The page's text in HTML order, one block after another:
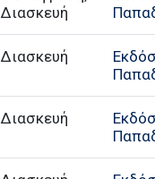
Διασκευή
Διασκευή
Διασκευή